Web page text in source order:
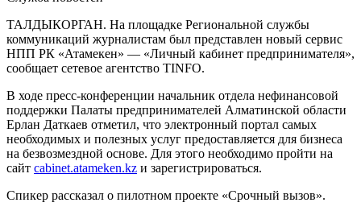
ТАЛДЫКОРГАН. На площадке Региональной службы
коммуникаций журналистам был представлен новый сервис
НПП РК «Атамекен» — «Личный кабинет предпринимателя»,
сообщает сетевое агентство TINFO.
В ходе пресс-конференции начальник отдела нефинансовой
поддержки Палаты предпринимателей Алматинской области
Ерлан Даткаев отметил, что электронный портал самых
необходимых и полезных услуг предоставляется для бизнеса
на безвозмездной основе. Для этого необходимо пройти на
сайт cabinet.atameken.kz и зарегистрироваться.
Спикер рассказал о пилотном проекте «Срочный вызов».